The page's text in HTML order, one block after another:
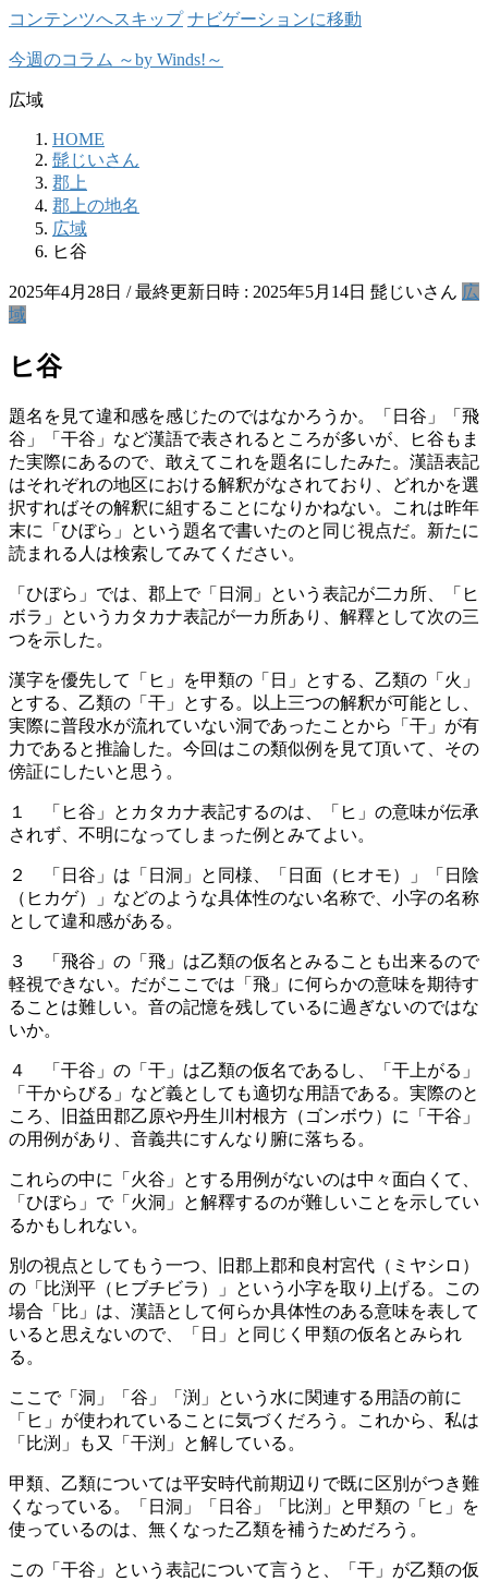
コンテンツへスキップ ナビゲーションに移動
今週のコラム ～by Winds!～
広域
HOME
髭じいさん
郡上
郡上の地名
広域
ヒ谷
2025年4月28日 / 最終更新日時 : 2025年5月14日 髭じいさん 広
域
ヒ谷
題名を見て違和感を感じたのではなかろうか。「日谷」「飛
谷」「干谷」など漢語で表されるところが多いが、ヒ谷もま
た実際にあるので、敢えてこれを題名にしたみた。漢語表記
はそれぞれの地区における解釈がなされており、どれかを選
択すればその解釈に組することになりかねない。これは昨年
末に「ひぼら」という題名で書いたのと同じ視点だ。新たに
読まれる人は検索してみてください。
「ひぼら」では、郡上で「日洞」という表記が二カ所、「ヒ
ボラ」というカタカナ表記が一カ所あり、解釋として次の三
つを示した。
漢字を優先して「ヒ」を甲類の「日」とする、乙類の「火」
とする、乙類の「干」とする。以上三つの解釈が可能とし、
実際に普段水が流れていない洞であったことから「干」が有
力であると推論した。今回はこの類似例を見て頂いて、その
傍証にしたいと思う。
１ 「ヒ谷」とカタカナ表記するのは、「ヒ」の意味が伝承
されず、不明になってしまった例とみてよい。
２ 「日谷」は「日洞」と同様、「日面（ヒオモ）」「日陰
（ヒカゲ）」などのような具体性のない名称で、小字の名称
として違和感がある。
３ 「飛谷」の「飛」は乙類の仮名とみることも出来るので
軽視できない。だがここでは「飛」に何らかの意味を期待す
ることは難しい。音の記憶を残しているに過ぎないのではな
いか。
４ 「干谷」の「干」は乙類の仮名であるし、「干上がる」
「干からびる」など義としても適切な用語である。実際のと
ころ、旧益田郡乙原や丹生川村根方（ゴンボウ）に「干谷」
の用例があり、音義共にすんなり腑に落ちる。
これらの中に「火谷」とする用例がないのは中々面白くて、
「ひぼら」で「火洞」と解釋するのが難しいことを示してい
るかもしれない。
別の視点としてもう一つ、旧郡上郡和良村宮代（ミヤシロ）
の「比渕平（ヒブチビラ）」という小字を取り上げる。この
場合「比」は、漢語として何らか具体性のある意味を表して
いると思えないので、「日」と同じく甲類の仮名とみられ
る。
ここで「洞」「谷」「渕」という水に関連する用語の前に
「ヒ」が使われていることに気づくだろう。これから、私は
「比渕」も又「干渕」と解している。
甲類、乙類については平安時代前期辺りで既に区別がつき難
くなっている。「日洞」「日谷」「比渕」と甲類の「ヒ」を
使っているのは、無くなった乙類を補うためだろう。
この「干谷」という表記について言うと、「干」が乙類の仮